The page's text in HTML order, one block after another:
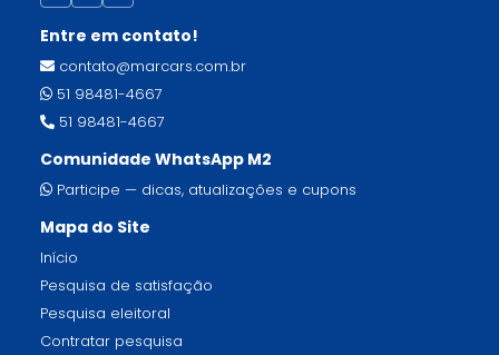
Entre em contato!
contato@marcars.com.br
51 98481-4667
51 98481-4667
Comunidade WhatsApp M2
Participe — dicas, atualizações e cupons
Mapa do Site
Início
Pesquisa de satisfação
Pesquisa eleitoral
Contratar pesquisa